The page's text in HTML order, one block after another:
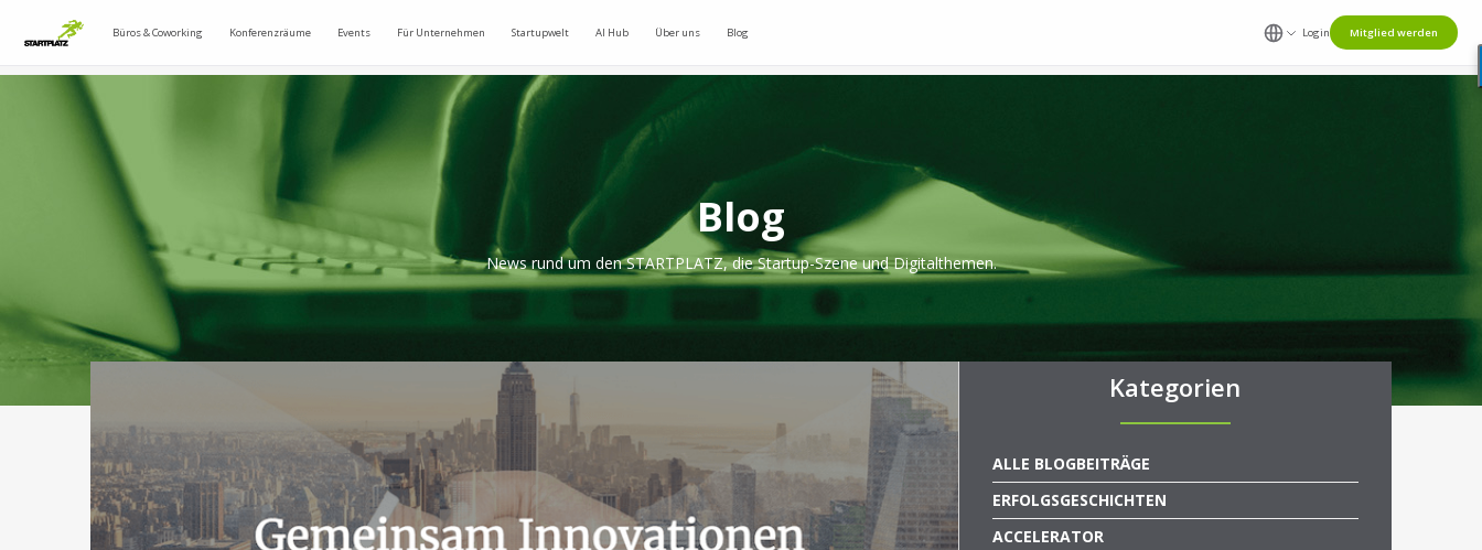
Büros & Coworking Konferenzräume Events Für Unternehmen Startupwelt AI Hub Über uns Blog Login Mitglied werden
Blog
News rund um den STARTPLATZ, die Startup-Szene und Digitalthemen.
Kategorien
ALLE BLOGBEITRÄGE
ERFOLGSGESCHICHTEN
ACCELERATOR